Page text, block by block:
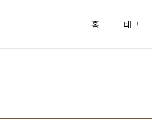
홈 태그